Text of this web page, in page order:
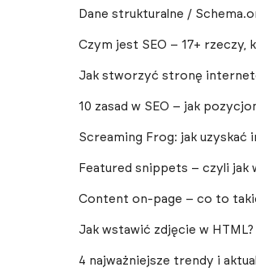
Dane strukturalne /
Czym jest SEO – 17+
Jak stworzyć stronę
10 zasad w SEO – jak
Screaming Frog: jak uzyskać
Featured snippets – czyli jak
Content on-page – co to
Jak wstawić zdjęcie w
4 najważniejsze trendy i